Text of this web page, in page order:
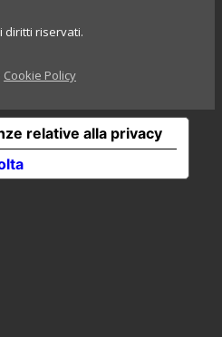
diritti riservati.
Cookie Policy
relative alla privacy